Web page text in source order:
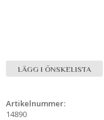
LÄGG I ÖNSKELISTA
Artikelnummer:
14890